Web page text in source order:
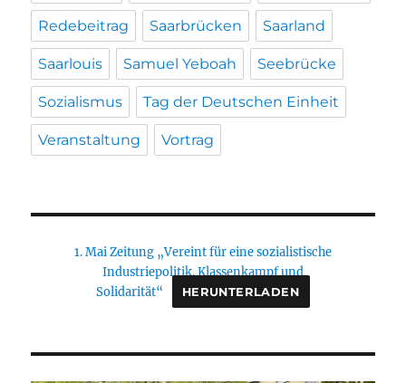
Redebeitrag Saarbrücken Saarland
Saarlouis Samuel Yeboah Seebrücke
Sozialismus Tag der Deutschen Einheit
Veranstaltung Vortrag
1. Mai Zeitung „Vereint für eine sozialistische
Industriepolitik. Klassenkampf und
Solidarität“
HERUNTERLADEN